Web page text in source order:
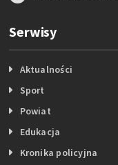
Serwisy
Aktualności
Sport
Powiat
Edukacja
Kronika policyjna